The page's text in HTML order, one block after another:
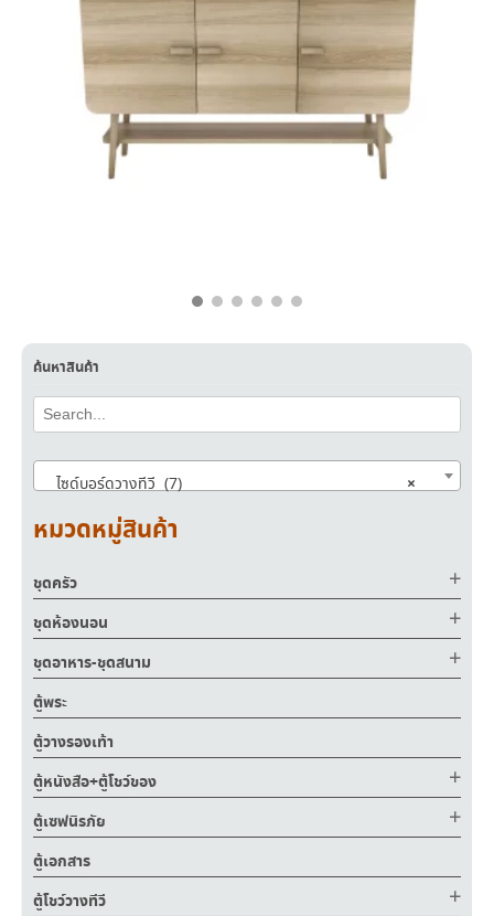
ค้นหาสินค้า
×
ไซด์บอร์ดวางทีวี (7)
หมวดหมู่สินค้า
ชุดครัว
ชุดห้องนอน
ชุดอาหาร-ชุดสนาม
ตู้พระ
ตู้วางรองเท้า
ตู้หนังสือ+ตู้โชว์ของ
ตู้เซฟนิรภัย
ตู้เอกสาร
ตู้โชว์วางทีวี